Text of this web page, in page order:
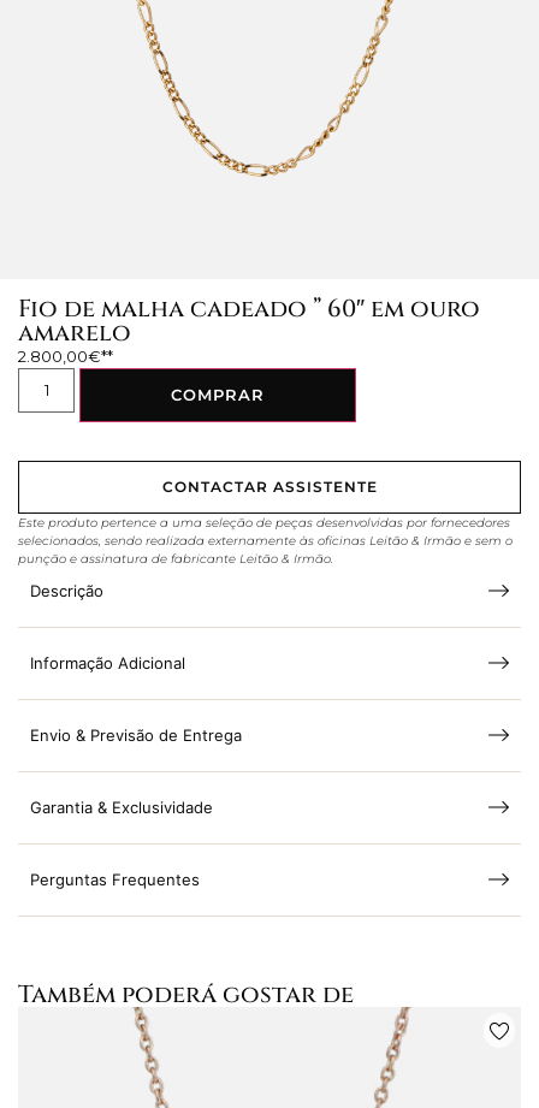
Fio de malha cadeado ” 60″ em ouro
amarelo
2.800,00€
COMPRAR
CONTACTAR ASSISTENTE
Este produto pertence a uma seleção de peças desenvolvidas por fornecedores
selecionados, sendo realizada externamente às oficinas Leitão & Irmão e sem o
punção e assinatura de fabricante Leitão & Irmão.
Descrição
Informação Adicional
Envio & Previsão de Entrega
Garantia & Exclusividade
Perguntas Frequentes
Também poderá gostar de